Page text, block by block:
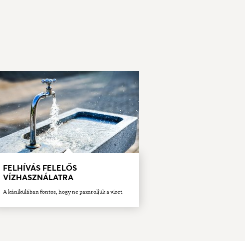
FELHÍVÁS FELELŐS
VÍZHASZNÁLATRA
A kánikulában fontos, hogy ne pazaroljuk a vizet.